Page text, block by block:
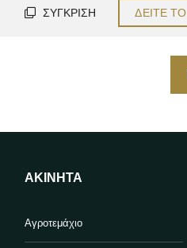
ΣΎΓΚΡΙΣΗ ΔΕΊΤΕ ΤΟ
ΑΚΊΝΗΤΑ
Αγροτεμάχιο